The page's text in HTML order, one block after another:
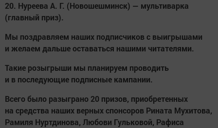
20. Нуреева А. Г. (Новошешминск) — мультиварка
(главный приз).
Мы поздравляем наших подписчиков с выигрышами
и желаем дальше оставаться нашими читателями.
Такие розыгрыши мы планируем проводить
и в последующие подписные кампании.
Всего было разыграно 20 призов, приобретенных
на средства наших верных спонсоров Рината Мухитова,
Рамиля Нуртдинова, Любови Гульковой, Рафиса